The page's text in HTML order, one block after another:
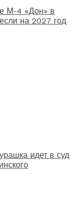
М-4 «Дон» в
на 2027 год
идет в суд